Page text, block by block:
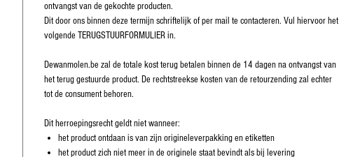
ontvangst van de gekochte producten.
Dit door ons binnen deze termijn schriftelijk of per mail te contacteren. Vul hiervoor het
volgende TERUGSTUURFORMULIER in.
Dewanmolen.be zal de totale kost terug betalen binnen de 14 dagen na ontvangst van
het terug gestuurde product. De rechtstreekse kosten van de retourzending zal echter
tot de consument behoren.
Dit herroepingsrecht geldt niet wanneer:
het product ontdaan is van zijn origineleverpakking en etiketten
het product zich niet meer in de originele staat bevindt als bij levering